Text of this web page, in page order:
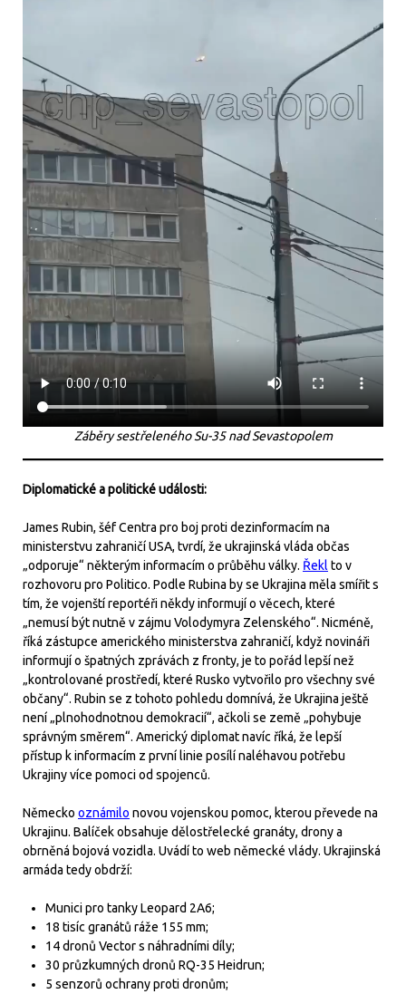
Záběry sestřeleného Su-35 nad Sevastopolem
Diplomatické a politické události:
James Rubin, šéf Centra pro boj proti dezinformacím na
ministerstvu zahraničí USA, tvrdí, že ukrajinská vláda občas
„odporuje“ některým informacím o průběhu války. Řekl to v
rozhovoru pro Politico. Podle Rubina by se Ukrajina měla smířit s
tím, že vojenští reportéři někdy informují o věcech, které
„nemusí být nutně v zájmu Volodymyra Zelenského“. Nicméně,
říká zástupce amerického ministerstva zahraničí, když novináři
informují o špatných zprávách z fronty, je to pořád lepší než
„kontrolované prostředí, které Rusko vytvořilo pro všechny své
občany“. Rubin se z tohoto pohledu domnívá, že Ukrajina ještě
není „plnohodnotnou demokracií“, ačkoli se země „pohybuje
správným směrem“. Americký diplomat navíc říká, že lepší
přístup k informacím z první linie posílí naléhavou potřebu
Ukrajiny více pomoci od spojenců.
Německo oznámilo novou vojenskou pomoc, kterou převede na
Ukrajinu. Balíček obsahuje dělostřelecké granáty, drony a
obrněná bojová vozidla. Uvádí to web německé vlády. Ukrajinská
armáda tedy obdrží:
Munici pro tanky Leopard 2A6;
18 tisíc granátů ráže 155 mm;
14 dronů Vector s náhradními díly;
30 průzkumných dronů RQ-35 Heidrun;
5 senzorů ochrany proti dronům;